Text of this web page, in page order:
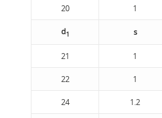
20 1
d1 s
21 1
22 1
24 1.2